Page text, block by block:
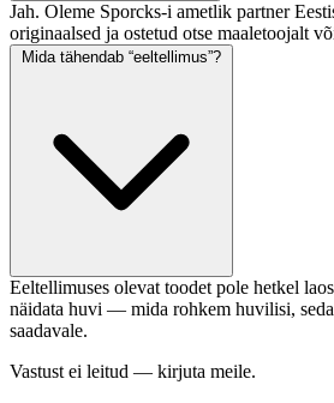
Jah. Oleme Sporcks-i ametlik partner
originaalsed ja ostetud otse maaletoojalt
Mida tähendab “eeltellimus”?
Eeltellimuses olevat toodet pole hetkel
näidata huvi — mida rohkem huvilisi,
saadavale.
Vastust ei leitud — kirjuta meile.